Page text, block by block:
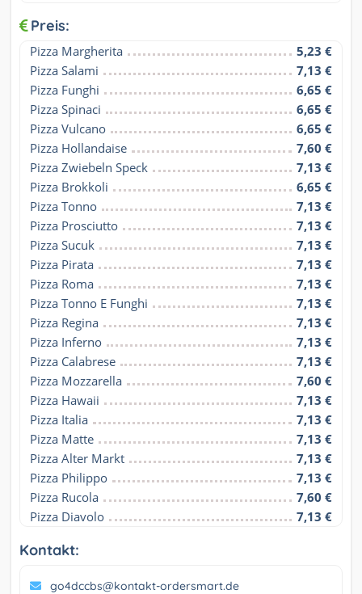
Preis:
Pizza Margherita
5,23 €
Pizza Salami
7,13 €
Pizza Funghi
6,65 €
Pizza Spinaci
6,65 €
Pizza Vulcano
6,65 €
Pizza Hollandaise
7,60 €
Pizza Zwiebeln Speck
7,13 €
Pizza Brokkoli
6,65 €
Pizza Tonno
7,13 €
Pizza Prosciutto
7,13 €
Pizza Sucuk
7,13 €
Pizza Pirata
7,13 €
Pizza Roma
7,13 €
Pizza Tonno E Funghi
7,13 €
Pizza Regina
7,13 €
Pizza Inferno
7,13 €
Pizza Calabrese
7,13 €
Pizza Mozzarella
7,60 €
Pizza Hawaii
7,13 €
Pizza Italia
7,13 €
Pizza Matte
7,13 €
Pizza Alter Markt
7,13 €
Pizza Philippo
7,13 €
Pizza Rucola
7,60 €
Pizza Diavolo
7,13 €
Kontakt:
go4dccbs@kontakt-ordersmart.de